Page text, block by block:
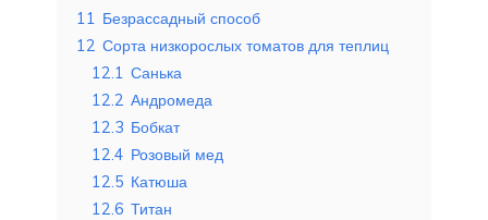
11 Безрассадный способ
12 Сорта низкорослых томатов для теплиц
12.1 Санька
12.2 Андромеда
12.3 Бобкат
12.4 Розовый мед
12.5 Катюша
12.6 Титан